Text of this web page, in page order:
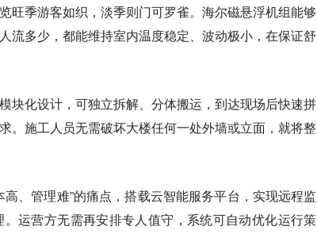
旺季游客如织，淡季则门可罗雀。海尔磁悬浮机组能够
流多少，都能维持室内温度稳定、波动极小，在保证舒
块化设计，可独立拆解、分体搬运，到达现场后快速拼
。施工人员无需破坏大楼任何一处外墙或立面，就将整
、管理难”的痛点，搭载云智能服务平台，实现远程监
运营方无需再安排专人值守，系统可自动优化运行策